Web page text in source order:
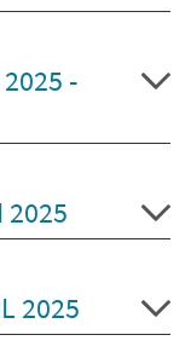
-
2025
2025